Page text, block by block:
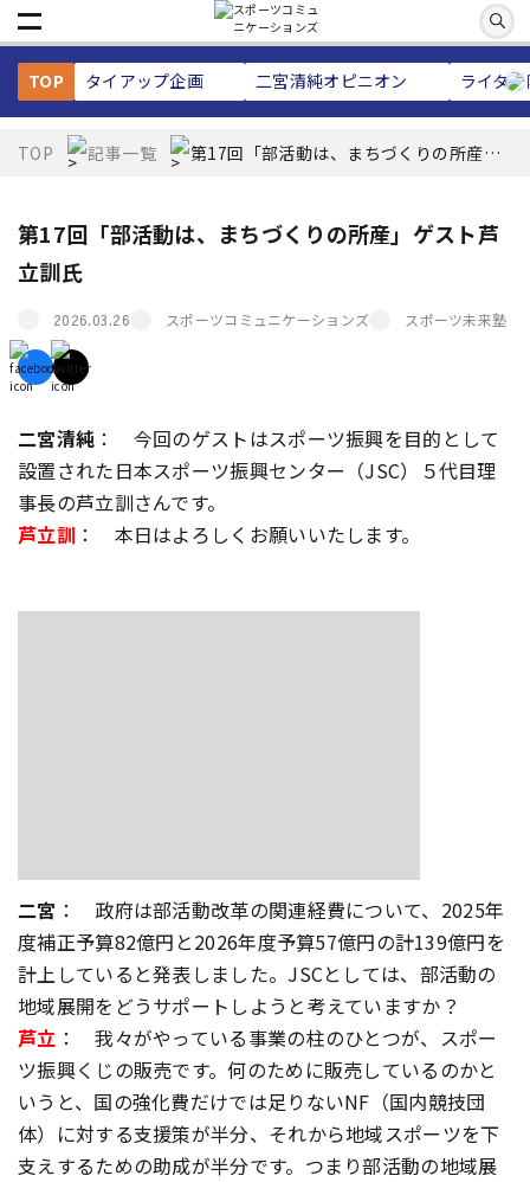
TOP タイアップ企画 二宮清純オピニオン ライタ
TOP 記事一覧 第17回「部活動は、まちづくりの所産」
第17回「部活動は、まちづくりの所産」ゲスト芦
立訓氏
2026.03.26 スポーツコミュニケーションズ スポーツ未来塾
二宮清純 ： 今回のゲストはスポーツ振興を目的として
設置された日本スポーツ振興センター（JSC）５代目理
事長の芦立訓さんです。
芦立訓 ： 本日はよろしくお願いいたします。
二宮 ： 政府は部活動改革の関連経費について、2025年
度補正予算82億円と2026年度予算57億円の計139億円を
計上していると発表しました。JSCとしては、部活動の
地域展開をどうサポートしようと考えていますか？
芦立 ： 我々がやっている事業の柱のひとつが、スポー
ツ振興くじの販売です。何のために販売しているのかと
いうと、国の強化費だけでは足りないNF（国内競技団
体）に対する支援策が半分、それから地域スポーツを下
支えするための助成が半分です。つまり部活動の地域展